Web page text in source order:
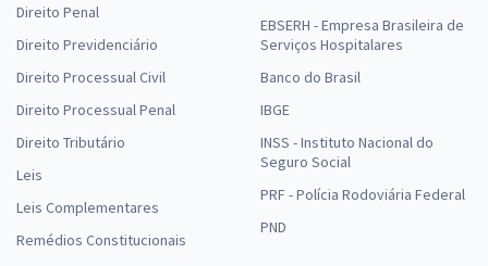
Direito Penal
Direito Previdenciário
Direito Processual Civil
Direito Processual Penal
Direito Tributário
Leis
Leis Complementares
Remédios Constitucionais
EBSERH - Empresa Brasileira de
Serviços Hospitalares
Banco do Brasil
IBGE
INSS - Instituto Nacional do
Seguro Social
PRF - Polícia Rodoviária Federal
PND